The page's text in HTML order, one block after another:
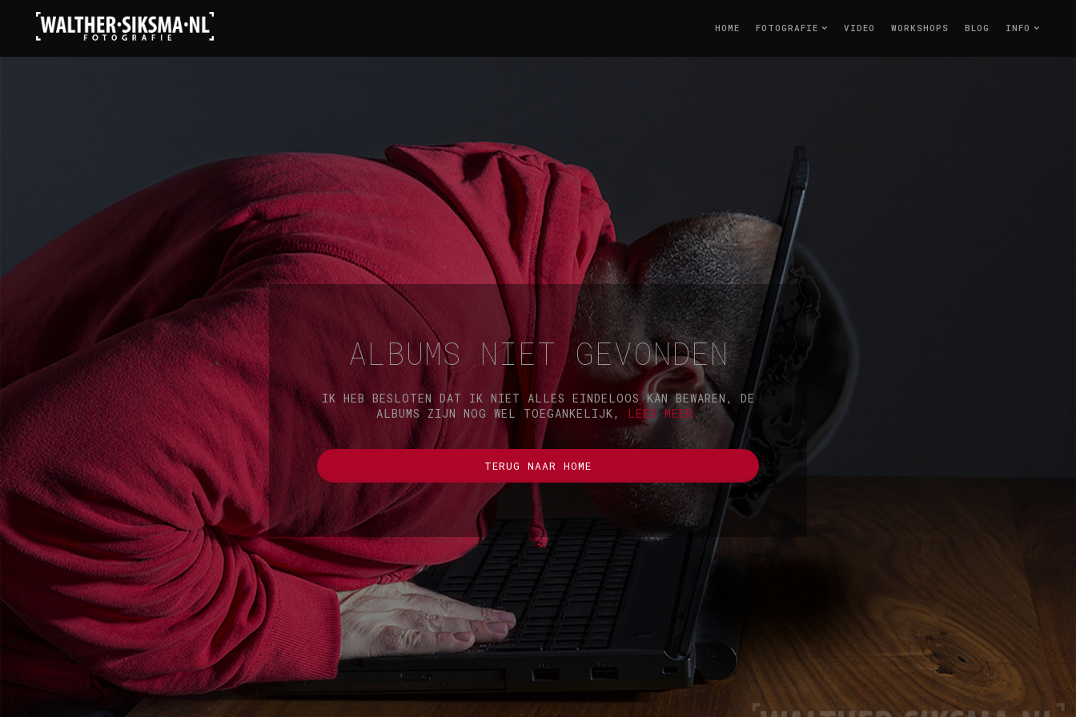
HOME FOTOGRAFIE VIDEO WORKSHOPS BLOG INFO
ALBUMS NIET GEVONDEN
IK HEB BESLOTEN DAT IK NIET ALLES EINDELOOS KAN BEWAREN, DE
ALBUMS ZIJN NOG WEL TOEGANKELIJK, LEES MEER.
TERUG NAAR HOME